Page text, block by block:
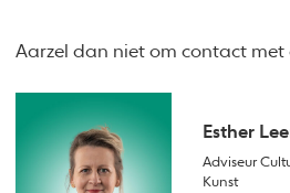
Aarzel dan niet om contact met
Esther
Adviseur
Kunst